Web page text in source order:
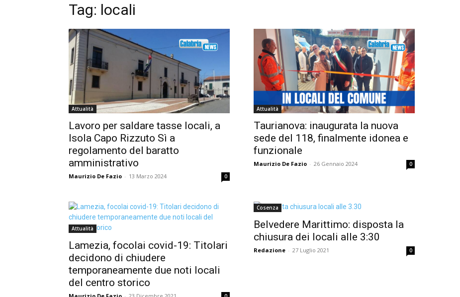
Tag: locali
Attualità
Lavoro per saldare tasse locali, a
Isola Capo Rizzuto Sì a
regolamento del baratto
amministrativo
Maurizio De Fazio - 13 Marzo 2024 0
Attualità
Taurianova: inaugurata la nuova
sede del 118, finalmente idonea e
funzionale
Maurizio De Fazio - 26 Gennaio 2024 0
Attualità
Lamezia, focolai covid-19: Titolari
decidono di chiudere
temporaneamente due noti locali
del centro storico
Cosenza
Belvedere Marittimo: disposta la
chiusura dei locali alle 3:30
Redazione - 27 Luglio 2021 0